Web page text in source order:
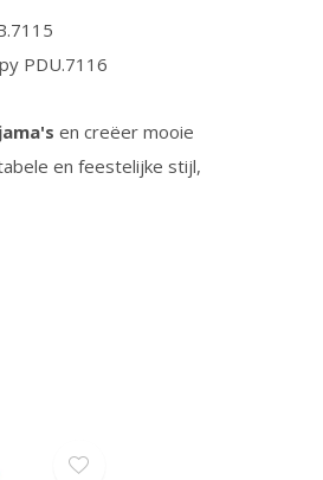
PDU.7116
en creëer mooie
en feestelijke stijl,